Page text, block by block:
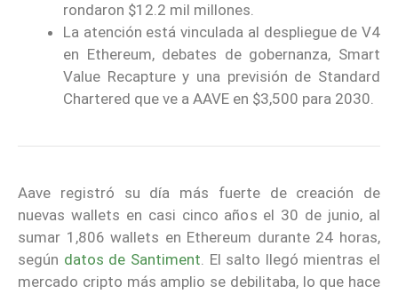
rondaron $12.2 mil millones.
La atención está vinculada al despliegue de V4
en Ethereum, debates de gobernanza, Smart
Value Recapture y una previsión de Standard
Chartered que ve a AAVE en $3,500 para 2030.
Aave registró su día más fuerte de creación de
nuevas wallets en casi cinco años el 30 de junio, al
sumar 1,806 wallets en Ethereum durante 24 horas,
según datos de Santiment. El salto llegó mientras el
mercado cripto más amplio se debilitaba, lo que hace